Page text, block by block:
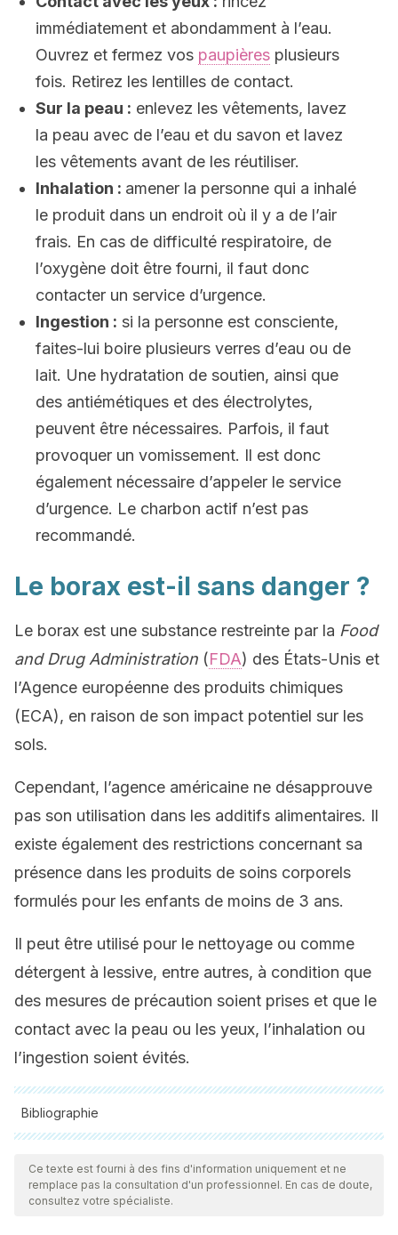
immédiatement et abondamment à l’eau.
Ouvrez et fermez vos paupières plusieurs
fois. Retirez les lentilles de contact.
Sur la peau : enlevez les vêtements, lavez
la peau avec de l’eau et du savon et lavez
les vêtements avant de les réutiliser.
Inhalation : amener la personne qui a inhalé
le produit dans un endroit où il y a de l’air
frais. En cas de difficulté respiratoire, de
l’oxygène doit être fourni, il faut donc
contacter un service d’urgence.
Ingestion : si la personne est consciente,
faites-lui boire plusieurs verres d’eau ou de
lait. Une hydratation de soutien, ainsi que
des antiémétiques et des électrolytes,
peuvent être nécessaires. Parfois, il faut
provoquer un vomissement. Il est donc
également nécessaire d’appeler le service
d’urgence. Le charbon actif n’est pas
recommandé.
Le borax est-il sans danger ?
Le borax est une substance restreinte par la Food
and Drug Administration (FDA) des États-Unis et
l’Agence européenne des produits chimiques
(ECA), en raison de son impact potentiel sur les
sols.
Cependant, l’agence américaine ne désapprouve
pas son utilisation dans les additifs alimentaires. Il
existe également des restrictions concernant sa
présence dans les produits de soins corporels
formulés pour les enfants de moins de 3 ans.
Il peut être utilisé pour le nettoyage ou comme
détergent à lessive, entre autres, à condition que
des mesures de précaution soient prises et que le
contact avec la peau ou les yeux, l’inhalation ou
l’ingestion soient évités.
Bibliographie
Toutes les sources citées ont été examinées en profondeur
par notre équipe pour garantir leur qualité, leur fiabilité, leur
actualité et leur validité. La bibliographie de cet article a été
Ce texte est fourni à des fins d'information uniquement et ne
remplace pas la consultation d'un professionnel. En cas de doute,
consultez votre spécialiste.